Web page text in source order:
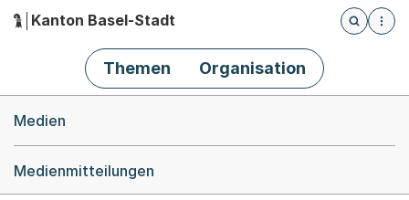
Hauptnavigation
Kanton Basel-Stadt
Öffnet
Themen Organisation
Medien
Medienmitteilungen